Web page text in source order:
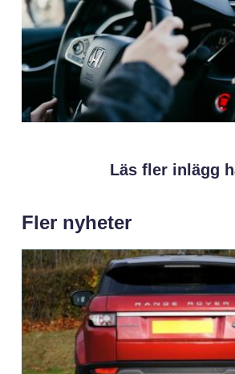
Läs fler inlägg
Fler nyheter